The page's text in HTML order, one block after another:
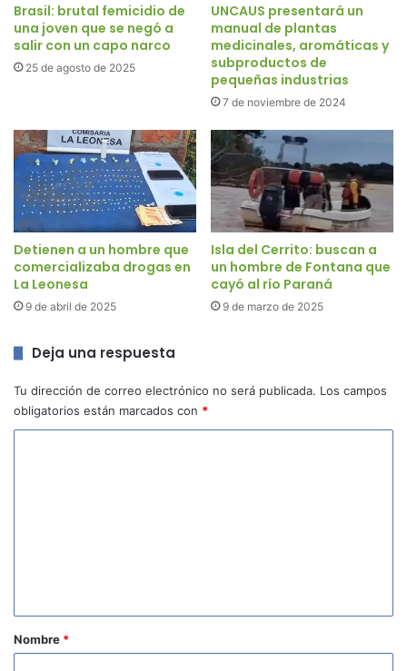
Brasil: brutal femicidio de
una joven que se negó a
salir con un capo narco
25 de agosto de 2025
UNCAUS presentará un
manual de plantas
medicinales, aromáticas y
subproductos de
pequeñas industrias
7 de noviembre de 2024
Detienen a un hombre que
comercializaba drogas en
La Leonesa
9 de abril de 2025
Isla del Cerrito: buscan a
un hombre de Fontana que
cayó al río Paraná
9 de marzo de 2025
Deja una respuesta
Tu dirección de correo electrónico no será publicada. Los campos
obligatorios están marcados con *
rNombre *